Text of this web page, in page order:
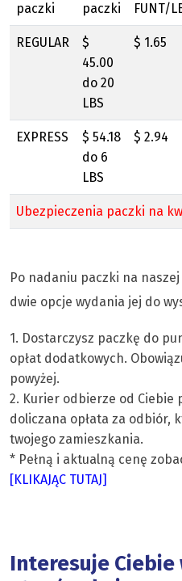
paczki
paczki
FUNT/
REGULAR
$
45.00
do 20
LBS
$ 1.65
EXPRESS
$ 54.18
do 6
LBS
$ 2.94
Ubezpieczenia paczki na
Po nadaniu paczki na
dwie opcje wydania jej do
1. Dostarczysz paczkę do
opłat dodatkowych.
powyżej.
2. Kurier odbierze od Ciebie
doliczana opłata za odbiór,
twojego zamieszkania.
* Pełną i aktualną cenę
[KLIKAJĄC TUTAJ]
Interesuje Ciebie